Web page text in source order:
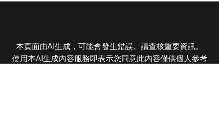
本頁面由AI生成，可能會發生錯誤。請查核重要資訊。
使用本AI生成內容服務即表示您同意此內容僅供個人參考